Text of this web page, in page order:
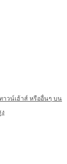
วน์เฮ้าส์ หรืออื่นๆ บน